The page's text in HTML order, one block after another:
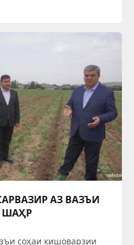
масъул, мақомоти
АЗ ВАЗЪИ
ШАҲР
соҳаи кишоварзии